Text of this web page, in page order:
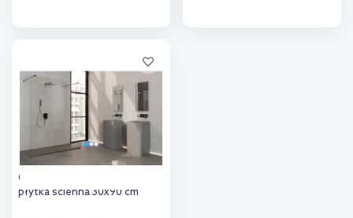
porównania
Cifre Group Artech White
płytka ścienna 30x90 cm